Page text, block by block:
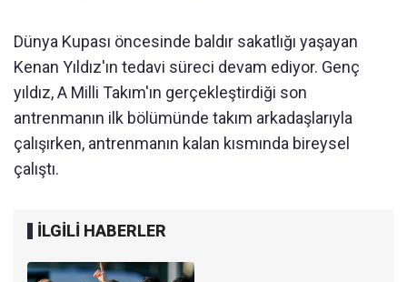
Dünya Kupası öncesinde baldır sakatlığı yaşayan
Kenan Yıldız'ın tedavi süreci devam ediyor. Genç
yıldız, A Milli Takım'ın gerçekleştirdiği son
antrenmanın ilk bölümünde takım arkadaşlarıyla
çalışırken, antrenmanın kalan kısmında bireysel
çalıştı.
İLGİLİ HABERLER